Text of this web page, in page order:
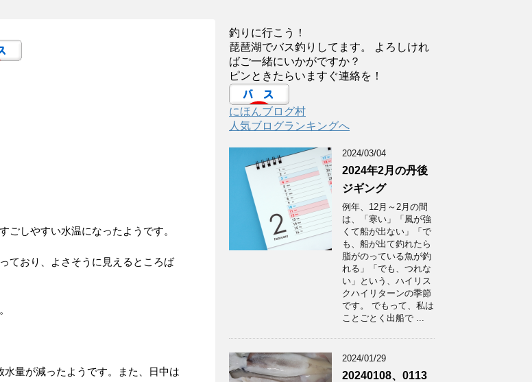
ごしやすい水温になったようです。
ており、よさそうに見えるところば
量が減ったようです。また、日中は
釣りに行こう！
琵琶湖でバス釣りしてます。 よろしけれ
ばご一緒にいかがですか？
ピンときたらいますぐ連絡を！
にほんブログ村
人気ブログランキングへ
2024/03/04
2024年2月の丹後
ジギング
例年、12月～2月の間
は、「寒い」「風が強
くて船が出ない」「で
も、船が出て釣れたら
脂がのっている魚が釣
れる」「でも、つれな
い」という、ハイリス
クハイリターンの季節
です。 でもって、私は
ことごとく出船で ...
2024/01/29
20240108、0113